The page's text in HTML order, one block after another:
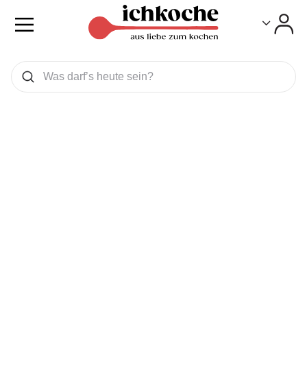
Was wollen Sie suchen
Suchen